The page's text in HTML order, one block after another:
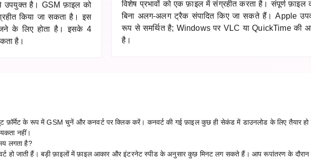
से उपयुक्त है। GSM फ़ाइल को
किया जा सकता है। इस
के लिए होता है। इसके 4
है।
विशेष प्रभावों को एक फ़ाइल में संग्रहीत करता है। संपूर्ण फ़ाइल
बिना अलग-अलग ट्रैक संपादित किए जा सकते हैं। Apple
रूप से समर्थित है; Windows पर VLC या QuickTime की
है।
के रूप में GSM चुनें और कनवर्ट पर क्लिक करें। कनवर्ट की गई फ़ाइल कुछ ही सेकंड में डाउनलोड के लिए तैयार हो
नहीं।
लगता है?
हो जाती हैं। बड़ी फ़ाइलों में फ़ाइल आकार और इंटरनेट स्पीड के अनुसार कुछ मिनट लग सकते हैं। आप रूपांतरण के दौरान